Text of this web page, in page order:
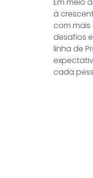
à
com mais
desafios
linha de
cada